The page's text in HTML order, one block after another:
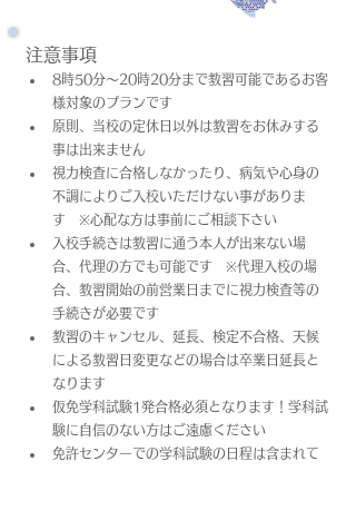
注意事項
8時50分～20時20分まで教習可能であるお客
様対象のプランです
原則、当校の定休日以外は教習をお休みする
事は出来ません
視力検査に合格しなかったり、病気や心身の
不調によりご入校いただけない事がありま
す　※心配な方は事前にご相談下さい
入校手続きは教習に通う本人が出来ない場
合、代理の方でも可能です　※代理入校の場
合、教習開始の前営業日までに視力検査等の
手続きが必要です
教習のキャンセル、延長、検定不合格、天候
による教習日変更などの場合は卒業日​延長と
なります
仮免学科試験1発合格必須となります！学科試
験に自信のない方はご遠慮ください
免許センターでの学科試験の日程は含まれて